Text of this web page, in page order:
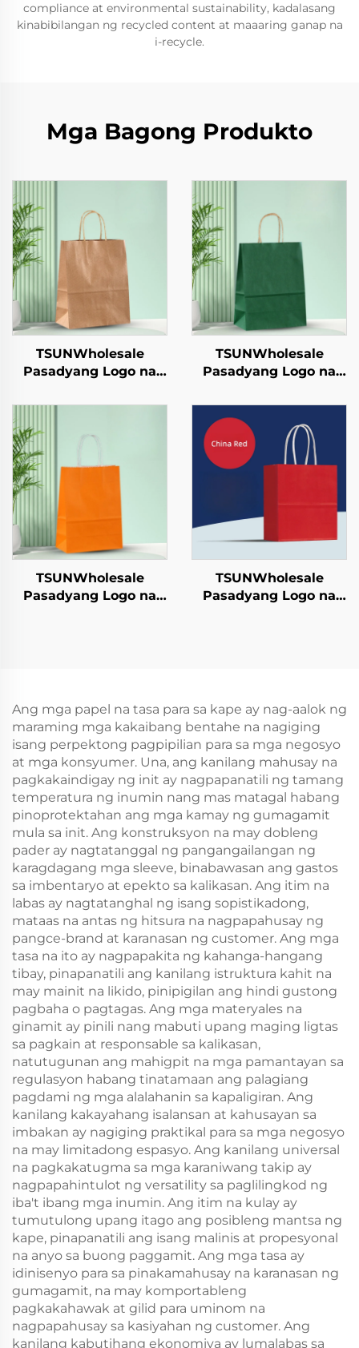
compliance at environmental sustainability, kadalasang
kinabibilangan ng recycled content at maaaring ganap na
i-recycle.
Mga Bagong Produkto
TSUNWholesale
Pasadyang Logo na
Paper para sa
Takeaway ng Bagong
Taon/Christmas Food
Packaging Screen
Printing Surface
TSUNWholesale
Pasadyang Logo na
Paper para sa
Takeaway ng Bagong
Taon/Christmas Food
Packaging Screen
TSUNWholesale
Pasadyang Logo na
Packaging Crafts
TSUNWholesale
Pasadyang Logo na
Packaging Crafts
Ang mga papel na tasa para sa kape ay nag-aalok ng
maraming mga kakaibang bentahe na nagiging
isang perpektong pagpipilian para sa mga negosyo
at mga konsyumer. Una, ang kanilang mahusay na
pagkakaindigay ng init ay nagpapanatili ng tamang
temperatura ng inumin nang mas matagal habang
pinoprotektahan ang mga kamay ng gumagamit
mula sa init. Ang konstruksyon na may dobleng
pader ay nagtatanggal ng pangangailangan ng
karagdagang mga sleeve, binabawasan ang gastos
sa imbentaryo at epekto sa kalikasan. Ang itim na
labas ay nagtatanghal ng isang sopistikadong,
mataas na antas ng hitsura na nagpapahusay ng
pangce-brand at karanasan ng customer. Ang mga
tasa na ito ay nagpapakita ng kahanga-hangang
tibay, pinapanatili ang kanilang istruktura kahit na
may mainit na likido, pinipigilan ang hindi gustong
pagbaha o pagtagas. Ang mga materyales na
ginamit ay pinili nang mabuti upang maging ligtas
sa pagkain at responsable sa kalikasan,
natutugunan ang mahigpit na mga pamantayan sa
regulasyon habang tinatamaan ang palagiang
pagdami ng mga alalahanin sa kapaligiran. Ang
kanilang kakayahang isalansan at kahusayan sa
imbakan ay nagiging praktikal para sa mga negosyo
na may limitadong espasyo. Ang kanilang universal
na pagkakatugma sa mga karaniwang takip ay
nagpapahintulot ng versatility sa paglilingkod ng
iba't ibang mga inumin. Ang itim na kulay ay
tumutulong upang itago ang posibleng mantsa ng
kape, pinapanatili ang isang malinis at propesyonal
na anyo sa buong paggamit. Ang mga tasa ay
idinisenyo para sa pinakamahusay na karanasan ng
gumagamit, na may komportableng
pagkakahawak at gilid para uminom na
nagpapahusay sa kasiyahan ng customer. Ang
kanilang kabutihang ekonomiya ay lumalabas sa